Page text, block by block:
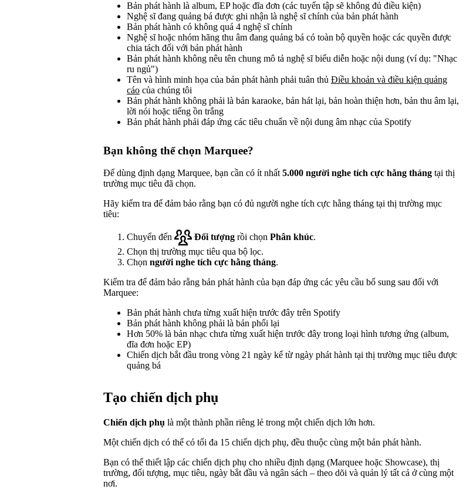
Bản phát hành là album, EP hoặc đĩa đơn (các tuyển tập sẽ không đủ điều kiện)
Nghệ sĩ đang quảng bá được ghi nhận là nghệ sĩ chính của bản phát hành
Bản phát hành có không quá 4 nghệ sĩ chính
Nghệ sĩ hoặc nhóm hãng thu âm đang quảng bá có toàn bộ quyền hoặc các quyền được
chia tách đối với bản phát hành
Bản phát hành không nêu tên chung mô tả nghệ sĩ biểu diễn hoặc nội dung (ví dụ: "Nhạc
ru ngủ")
Tên và hình minh họa của bản phát hành phải tuân thủ Điều khoản và điều kiện quảng
cáo của chúng tôi
Bản phát hành không phải là bản karaoke, bản hát lại, bản hoàn thiện hơn, bản thu âm lại,
lời nói hoặc tiếng ồn trắng
Bản phát hành phải đáp ứng các tiêu chuẩn về nội dung âm nhạc của Spotify
Bạn không thể chọn Marquee?
Để dùng định dạng Marquee, bạn cần có ít nhất 5.000 người nghe tích cực hằng tháng tại thị
trường mục tiêu đã chọn.
Hãy kiểm tra để đảm bảo rằng bạn có đủ người nghe tích cực hằng tháng tại thị trường mục
tiêu:
Chuyển đến Đối tượng rồi chọn Phân khúc.
Chọn thị trường mục tiêu qua bộ lọc.
Chọn người nghe tích cực hằng tháng.
Kiểm tra để đảm bảo rằng bản phát hành của bạn đáp ứng các yêu cầu bổ sung sau đối với
Marquee:
Bản phát hành chưa từng xuất hiện trước đây trên Spotify
Bản phát hành không phải là bản phối lại
Hơn 50% là bản nhạc chưa từng xuất hiện trước đây trong loại hình tương ứng (album,
đĩa đơn hoặc EP)
Chiến dịch bắt đầu trong vòng 21 ngày kể từ ngày phát hành tại thị trường mục tiêu được
quảng bá
Tạo chiến dịch phụ
Chiến dịch phụ là một thành phần riêng lẻ trong một chiến dịch lớn hơn.
Một chiến dịch có thể có tối đa 15 chiến dịch phụ, đều thuộc cùng một bản phát hành.
Bạn có thể thiết lập các chiến dịch phụ cho nhiều định dạng (Marquee hoặc Showcase), thị
trường, đối tượng, mục tiêu, ngày bắt đầu và ngân sách – theo dõi và quản lý tất cả ở cùng một
nơi.